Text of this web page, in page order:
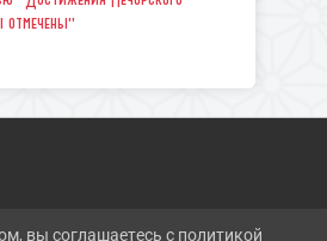
отмечены"
вы соглашаетесь с политикой